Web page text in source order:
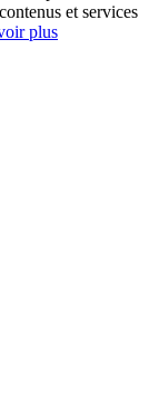
et services
plus